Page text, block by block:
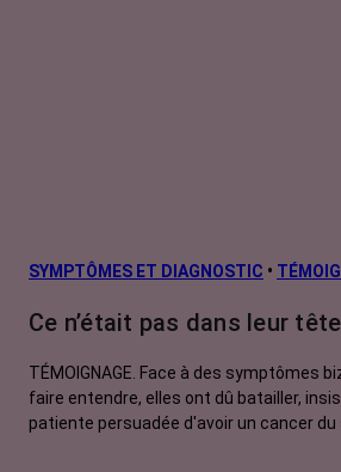
SYMPTÔMES ET DIAGNOSTIC •
Ce n’était pas dans leur
TÉMOIGNAGE. Face à des
faire entendre, elles ont dû batailler,
patiente persuadée d'avoir un cancer